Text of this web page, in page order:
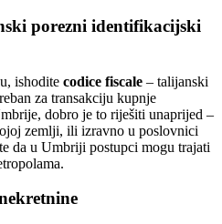
porezni identifikacijski
ishodite codice fiscale – talijanski
za transakciju kupnje
dobro je to riješiti unaprijed –
zemlji, ili izravno u poslovnici
da u Umbriji postupci mogu trajati